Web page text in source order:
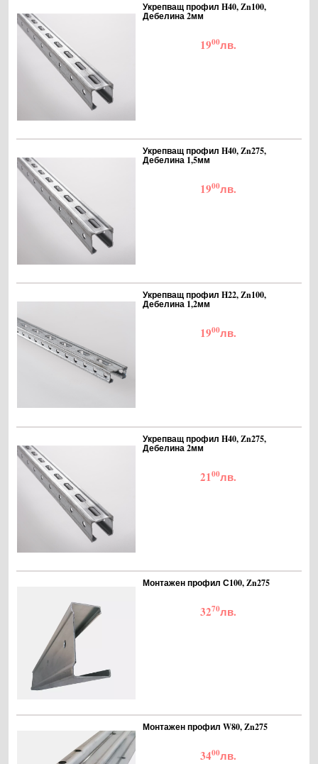
Укрепващ профил H40, Zn100,
Дебелина 2мм
1900лв.
Укрепващ профил H40, Zn275,
Дебелина 1,5мм
1900лв.
Укрепващ профил H22, Zn100,
Дебелина 1,2мм
1900лв.
Укрепващ профил H40, Zn275,
Дебелина 2мм
2100лв.
Монтажен профил С100, Zn275
3270лв.
Монтажен профил W80, Zn275
3400лв.